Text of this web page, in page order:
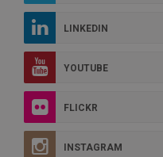
LINKEDIN
YOUTUBE
FLICKR
INSTAGRAM